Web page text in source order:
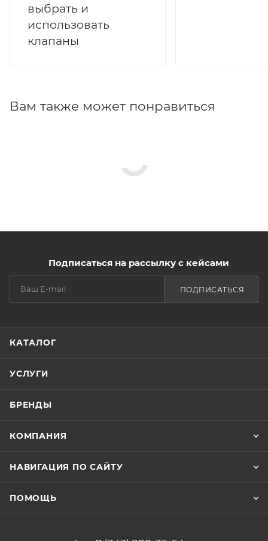
выбрать и
использовать
клапаны
Вам также может понравиться
Подписаться на рассылку с кейсами
ПОДПИСАТЬСЯ
КАТАЛОГ
УСЛУГИ
БРЕНДЫ
КОМПАНИЯ
НАВИГАЦИЯ ПО САЙТУ
ПОМОЩЬ